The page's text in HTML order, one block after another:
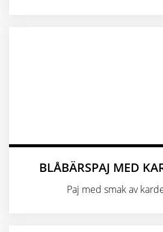
BLÅBÄRSPAJ MED
Paj med smak av